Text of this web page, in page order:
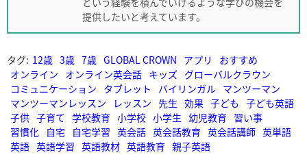
提供したいと考えています。
タグ: 12歳 3歳 7歳 GLOBAL CROWN アプリ
おすすめ
オンライン オンライン英会話 キッズ グローバルクラウン
コミュニケーション タブレット バイリンガル マンツーマン
マンツーマンレッスン
レッスン 先生 効果 子ども 子ども英語
子供 子育て 学校教育 小学校 小学生 幼児教育 習い事
習慣化 自宅 自宅学習 英会話 英会話教育 英会話講師 英単語
英語 英語学習 英語教材 英語教育 親子英語